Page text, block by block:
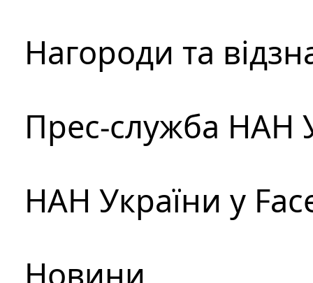
Нагороди та
Прес-служба НАН
НАН України у
Новини